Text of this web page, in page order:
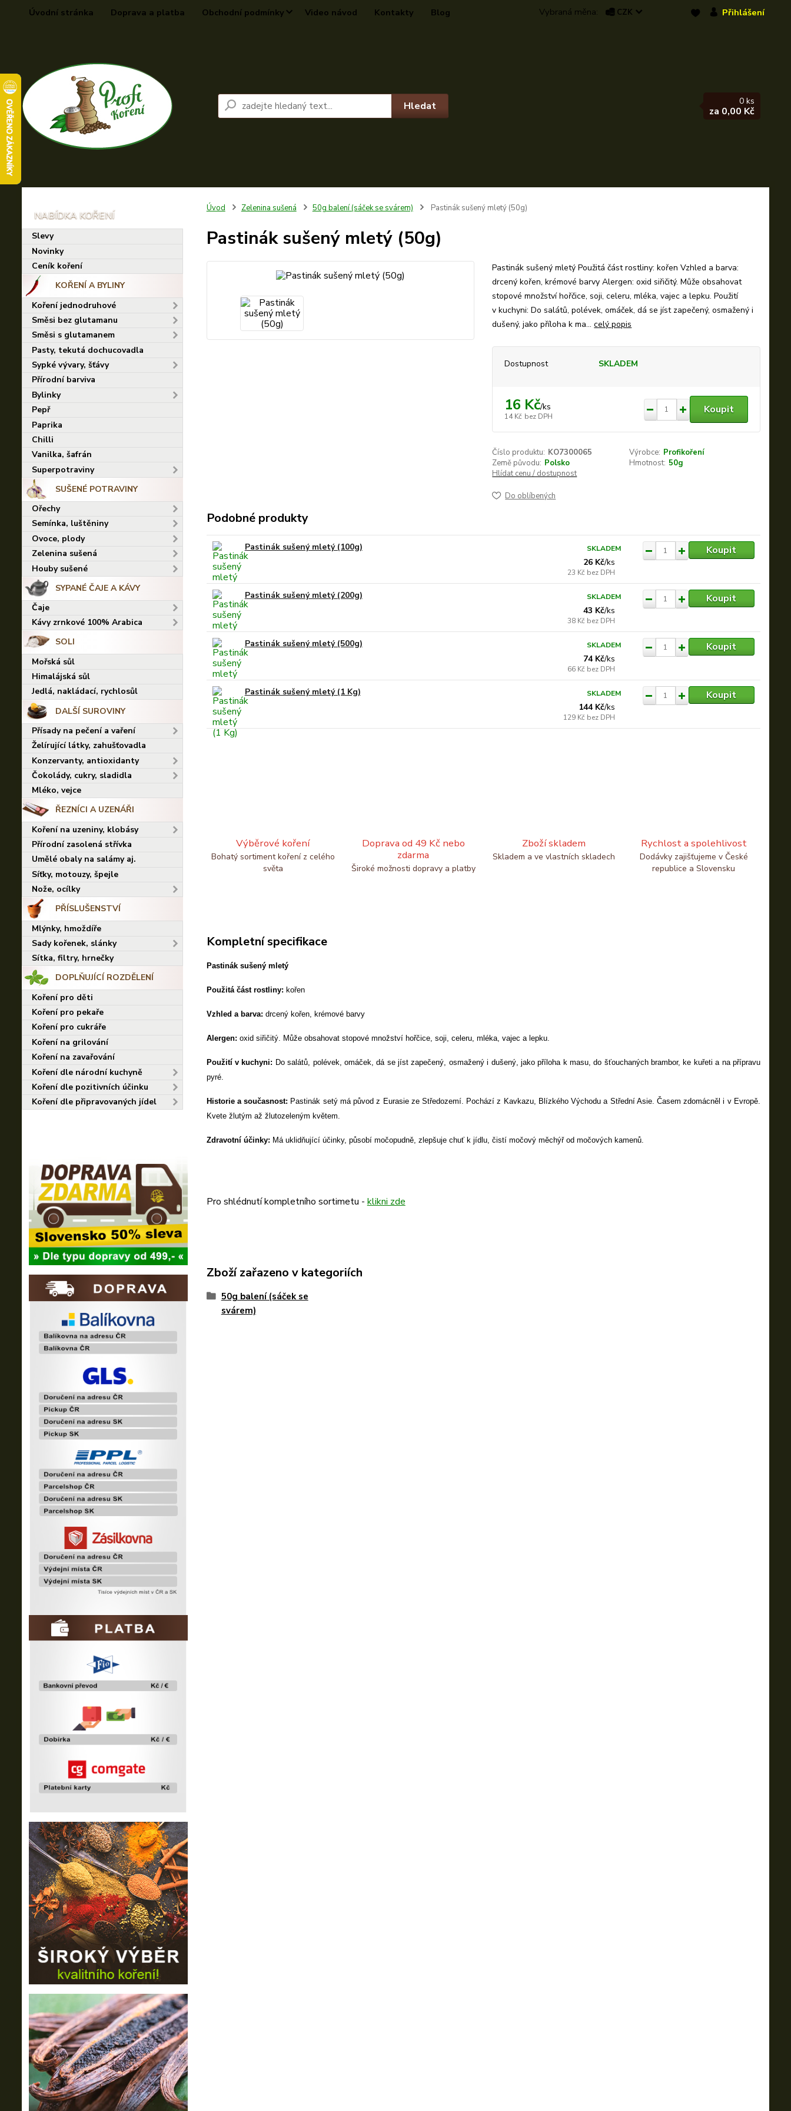
Úvodní stránka Doprava a platba Obchodní podmínky Video návod Kontakty Blog CZK Přihlášení
Hledat 0 ks
za 0,00 Kč
Slevy
Novinky
Ceník koření
KOŘENÍ A BYLINY
Koření jednodruhové
Směsi bez glutamanu
Směsi s glutamanem
Pasty, tekutá dochucovadla
Sypké vývary, šťávy
Přírodní barviva
Bylinky
Pepř
Paprika
Chilli
Vanilka, šafrán
Superpotraviny
SUŠENÉ POTRAVINY
Ořechy
Semínka, luštěniny
Ovoce, plody
Zelenina sušená
Houby sušené
SYPANÉ ČAJE A KÁVY
Čaje
Kávy zrnkové 100% Arabica
SOLI
Mořská sůl
Himalájská sůl
Jedlá, nakládací, rychlosůl
DALŠÍ SUROVINY
Přísady na pečení a vaření
Želírující látky, zahušťovadla
Konzervanty, antioxidanty
Čokolády, cukry, sladidla
Mléko, vejce
ŘEZNÍCI A UZENÁŘI
Koření na uzeniny, klobásy
Přírodní zasolená střívka
Umělé obaly na salámy aj.
Síťky, motouzy, špejle
Nože, ocílky
PŘÍSLUŠENSTVÍ
Mlýnky, hmoždíře
Sady kořenek, slánky
Sítka, filtry, hrnečky
DOPLŇUJÍCÍ ROZDĚLENÍ
Koření pro děti
Koření pro pekaře
Koření pro cukráře
Koření na grilování
Koření na zavařování
Koření dle národní kuchyně
Koření dle pozitivních účinku
Koření dle připravovaných jídel
Úvod Zelenina sušená 50g balení (sáček se svárem) Pastinák sušený mletý (50g)
Pastinák sušený mletý (50g)
Pastinák sušený mletý Použitá část rostliny: kořen Vzhled a barva:
drcený kořen, krémové barvy Alergen: oxid siřičitý. Může obsahovat
stopové množství hořčice, soji, celeru, mléka, vajec a lepku. Použití
v kuchyni: Do salátů, polévek, omáček, dá se jíst zapečený, osmažený i
dušený, jako příloha k ma...celý popis
Dostupnost SKLADEM
16 Kč/ks
14 Kč bez DPH
Koupit
Číslo produktu: KO7300065 Výrobce: Profikoření
Země původu: Polsko Hmotnost: 50g
Hlídat cenu / dostupnost
Do oblíbených
Podobné produkty
Pastinák sušený mletý (100g)
26 Kč/ks
23 Kč bez DPH
SKLADEM Koupit
Pastinák sušený mletý (200g)
43 Kč/ks
38 Kč bez DPH
SKLADEM Koupit
Pastinák sušený mletý (500g)
74 Kč/ks
66 Kč bez DPH
SKLADEM Koupit
Pastinák sušený mletý (1 Kg)
144 Kč/ks
129 Kč bez DPH
SKLADEM Koupit
Výběrové koření
Bohatý sortiment koření z celého
světa
Doprava od 49 Kč nebo
zdarma
Široké možnosti dopravy a platby
Zboží skladem
Skladem a ve vlastních skladech
Rychlost a spolehlivost
Dodávky zajišťujeme v České
republice a Slovensku
Kompletní specifikace
Pastinák sušený mletý
Použitá část rostliny: kořen
Vzhled a barva: drcený kořen, krémové barvy
Alergen: oxid siřičitý. Může obsahovat stopové množství hořčice, soji, celeru, mléka, vajec a lepku.
Použití v kuchyni: Do salátů, polévek, omáček, dá se jíst zapečený, osmažený i dušený, jako příloha k masu, do šťouchaných brambor, ke kuřeti a na přípravu
pyré.
Historie a současnost: Pastinák setý má původ z Eurasie ze Středozemí. Pochází z Kavkazu, Blízkého Východu a Střední Asie. Časem zdomácněl i v Evropě.
Kvete žlutým až žlutozeleným květem.
Zdravotní účinky: Má uklidňující účinky, působí močopudně, zlepšuje chuť k jídlu, čistí močový měchýř od močových kamenů.
Pro shlédnutí kompletního sortimetu - klikni zde
Zboží zařazeno v kategoriích
50g balení (sáček se
svárem)